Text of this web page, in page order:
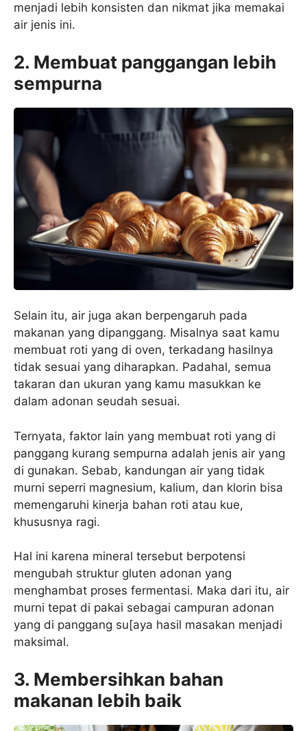
menjadi lebih konsisten dan nikmat jika memakai
air jenis ini.
2. Membuat panggangan lebih
sempurna
Selain itu, air juga akan berpengaruh pada
makanan yang dipanggang. Misalnya saat kamu
membuat roti yang di oven, terkadang hasilnya
tidak sesuai yang diharapkan. Padahal, semua
takaran dan ukuran yang kamu masukkan ke
dalam adonan seudah sesuai.
Ternyata, faktor lain yang membuat roti yang di
panggang kurang sempurna adalah jenis air yang
di gunakan. Sebab, kandungan air yang tidak
murni seperri magnesium, kalium, dan klorin bisa
memengaruhi kinerja bahan roti atau kue,
khususnya ragi.
Hal ini karena mineral tersebut berpotensi
mengubah struktur gluten adonan yang
menghambat proses fermentasi. Maka dari itu, air
murni tepat di pakai sebagai campuran adonan
yang di panggang su[aya hasil masakan menjadi
maksimal.
3. Membersihkan bahan
makanan lebih baik